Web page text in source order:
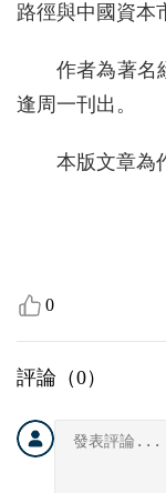
路徑與中國資本
作者為著名
逢周一刊出。
本版文章為
0
評論（0）